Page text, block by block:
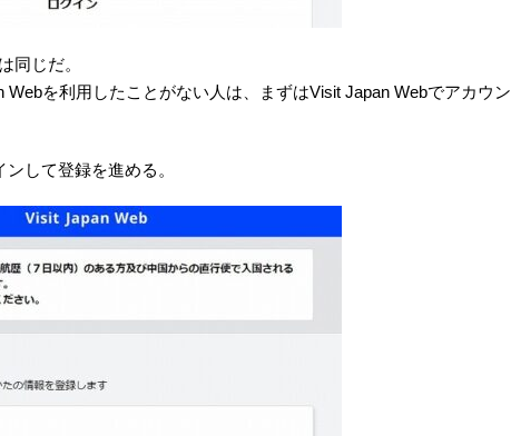
同じだ。
Webを利用したことがない人は、まずはVisit Japan Webでアカウン
して登録を進める。